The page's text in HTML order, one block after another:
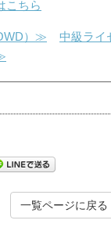
こちら
）≫
中級ラ
一覧ページに戻る